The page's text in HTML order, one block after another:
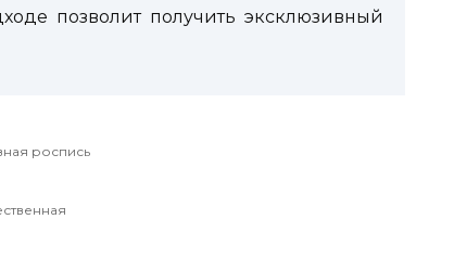
позволит получить эксклюзивный
роспись